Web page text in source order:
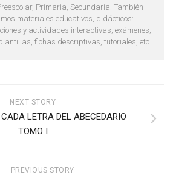
Primaria, Secundaria. También
materiales educativos, didácticos:
y actividades interactivas, exámenes,
fichas descriptivas, tutoriales, etc.
NEXT STORY
LETRA DEL ABECEDARIO
TOMO I
PREVIOUS STORY